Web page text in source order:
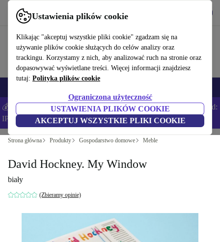
Ustawienia plików cookie
Klikając "akceptuj wszystkie pliki cookie" zgadzam się na
używanie plików cookie służących do celów analizy oraz
trackingu. Korzystamy z nich, aby analizować ruch na stronie oraz
dopasowywać wyświetlane treści. Więcej informacji znajdziesz
tutaj: Polityka plików cookie
Ograniczona użyteczność
USTAWIENIA PLIKÓW COOKIE
AKCEPTUJ WSZYSTKIE PLIKI COOKIE
Korzystaj z refurbed szybko i łatwo
💰Zaoszczędź DODATKOWE 5% na wszystkich iPhone’ach – Kod:
IPHONEDEAL –Regulamin
Strona główna Produkty Gospodarstwo domowe Meble
David Hockney. My Window
biały
(Zbieramy opinie)